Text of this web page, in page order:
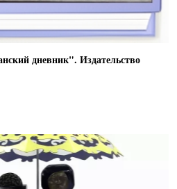
дневник". Издательство